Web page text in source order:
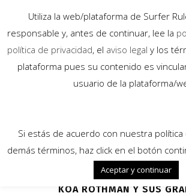
19
KOA ROTHMAN Y SUS
Utiliza la web/plataforma de Surfer
responsable y, antes de continuar, lee la
política de privacidad, el aviso legal y los
plataforma pues su contenido es
usuario de la plataforma/
Si estás de acuerdo con nuestra política
demás términos, haz click en el botón
Aceptar y continuar